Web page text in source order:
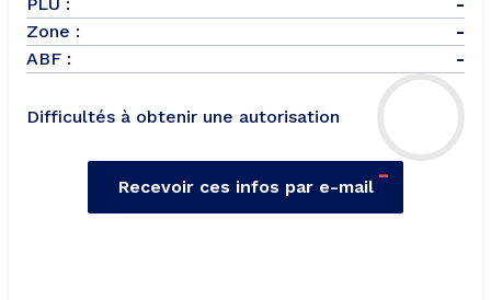
Zone :
-
ABF :
-
Difficultés à obtenir une autorisation
-
Recevoir ces infos par e-mail